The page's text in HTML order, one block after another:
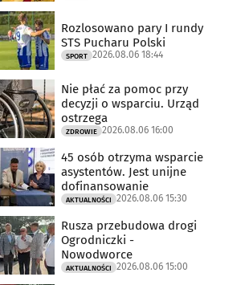
Rozlosowano pary I rundy
STS Pucharu Polski
SPORT 2026.08.06 18:44
Nie płać za pomoc przy
decyzji o wsparciu. Urząd
ostrzega
ZDROWIE 2026.08.06 16:00
45 osób otrzyma wsparcie
asystentów. Jest unijne
dofinansowanie
AKTUALNOŚCI 2026.08.06 15:30
Rusza przebudowa drogi
Ogrodniczki -
Nowodworce
AKTUALNOŚCI 2026.08.06 15:00